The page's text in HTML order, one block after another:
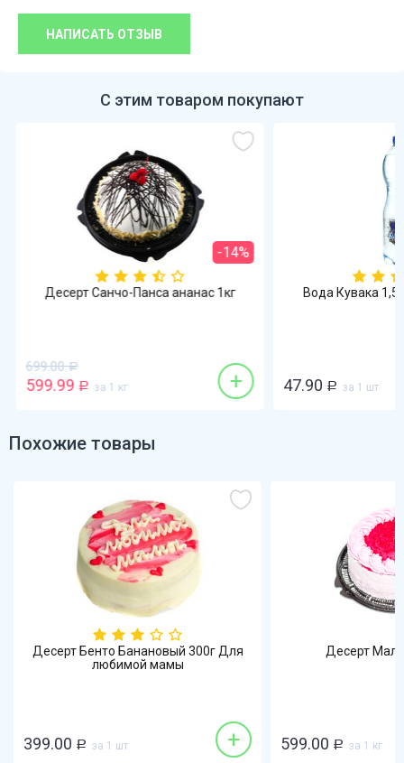
НАПИСАТЬ ОТЗЫВ
С этим товаром покупают
-14%
Десерт Санчо-Панса ананас 1кг
699.00 Р
599.99 Р за 1 кг +
Вода Кувака
47.90 Р за 1 шт
Похожие товары
Десерт Бенто Банановый 300г Для
любимой мамы
399.00 Р за 1 шт +
Десерт
599.00 Р за 1 кг